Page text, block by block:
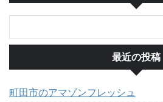
最近の投稿
町田市のアマゾンフレッシュ